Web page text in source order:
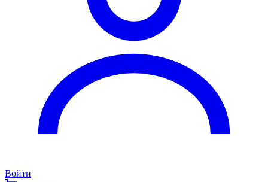
Войти